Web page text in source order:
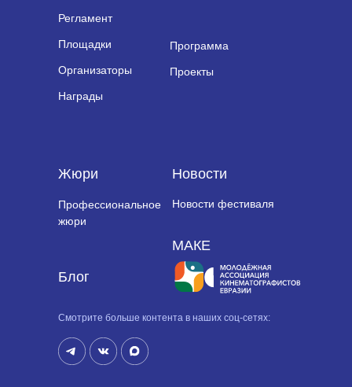
Регламент
Площадки
Организаторы
Награды
Проекты
Программа
Cмотрите больше контента в наших соц-сетях:
Блог
МАКЕ
Жюри Новости
Новости фестиваля
Профессиональное
жюри